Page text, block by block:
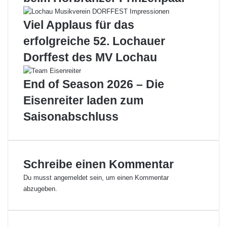
t
i
h
e
b
e
t
e
S
o
t
c
h
t
l
e
n
e
e
e
t
Viel Applaus für das
erfolgreiche 52. Lochauer
Dorffest des MV Lochau
End of Season 2026 – Die
Eisenreiter laden zum
Saisonabschluss
Schreibe einen Kommentar
Du musst angemeldet sein, um einen Kommentar
abzugeben.